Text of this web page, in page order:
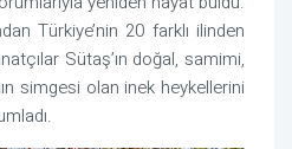
Türkiye’nin 20 farklı ilinden
Sütaş’ın doğal, samimi,
simgesi olan inek heykellerini